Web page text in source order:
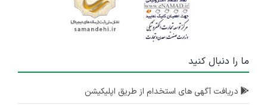
ما را دنبال کنید
دریافت آگهی های استخدام از طریق اپلیکیشن